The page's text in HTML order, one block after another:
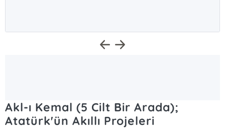
Akl-ı Kemal (5 Cilt Bir Arada);
Atatürk'ün Akıllı Projeleri